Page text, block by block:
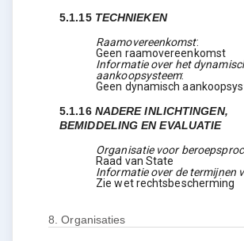
5.1.15 TECHNIEKEN
Raamovereenkomst:
Geen raamovereenkomst
Informatie over het
aankoopsysteem:
Geen dynamisch
5.1.16 NADERE INLICHTINGEN,
BEMIDDELING EN EVALUATIE
Organisatie voor
Raad van State
Informatie over de termijnen
Zie wet rechtsbescherming
8.Organisaties